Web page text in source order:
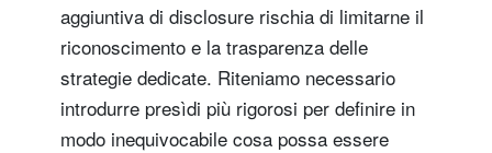
aggiuntiva di disclosure rischia di limitarne il
riconoscimento e la trasparenza delle
strategie dedicate. Riteniamo necessario
introdurre presìdi più rigorosi per definire in
modo inequivocabile cosa possa essere